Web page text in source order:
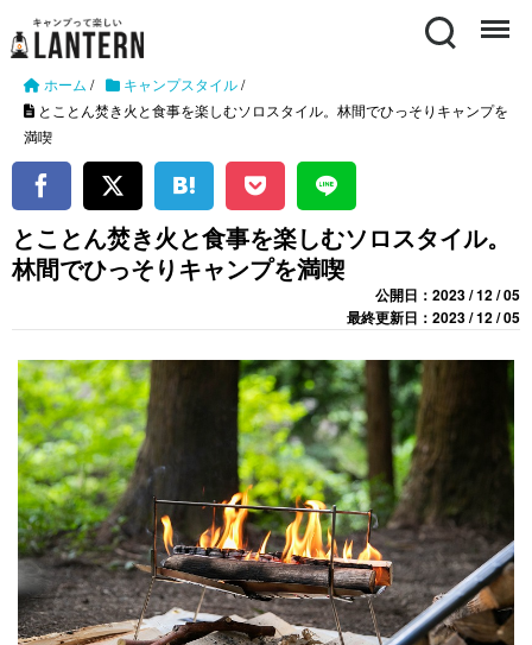
Search Menu
ホーム / キャンプスタイル/
とことん焚き火と食事を楽しむソロスタイル。林間でひっそりキャンプを
満喫
とことん焚き火と食事を楽しむソロスタイル。
林間でひっそりキャンプを満喫
公開日：2023 / 12 / 05
最終更新日：2023 / 12 / 05